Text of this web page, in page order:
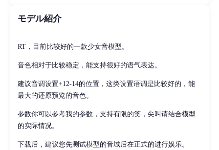
モデル紹介
RT，目前比较好的一款少女音模型。
音色相对于比较稳定，能支持很好的语气表达。
建议音调设置+12-14的位置，这类设置语调是比较好的，能
最大的还原预览的音色。
参数你可以参考我的参数，支持有限的笑，尖叫请结合模型
的实际情况。
下载后，建议您先测试模型的音域后在正式的进行娱乐。